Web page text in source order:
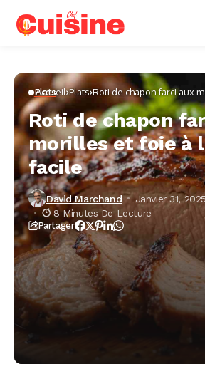
Accueil Plats Roti de chapon farci aux
crème facile
Plats
Roti de chapon
morilles et foie à
facile
David Marchand
Janvier 31, 2025
8 Minutes De Lecture
Partager